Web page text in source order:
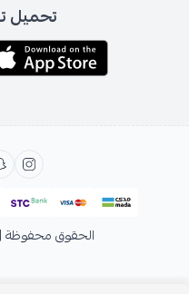
تحميل
الحقوق محفوظة |